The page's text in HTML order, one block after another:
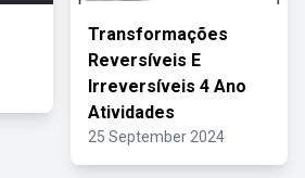
Transformações
Reversíveis E
Irreversíveis 4 Ano
Atividades
25 September 2024